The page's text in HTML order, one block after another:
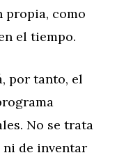
propia, como
el tiempo.
por tanto, el
No se trata
de inventar